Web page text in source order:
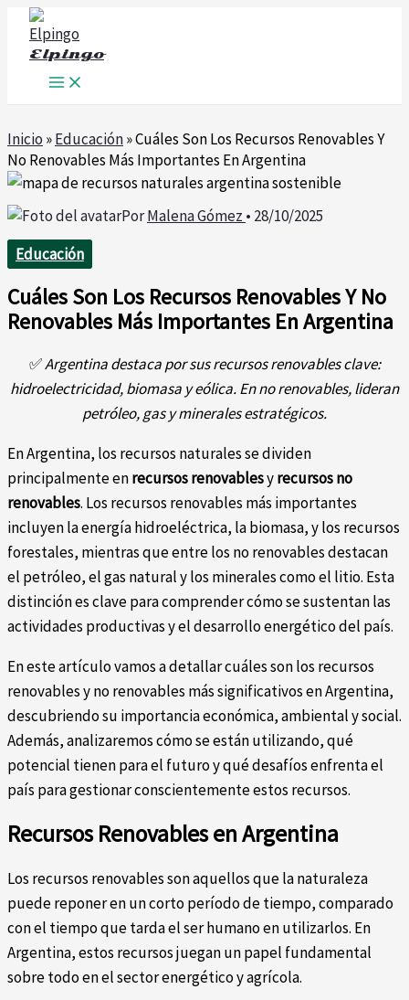
contenido
Elpingo
Inicio »Educación»Cuáles Son Los Recursos Renovables Y
No Renovables Más Importantes En Argentina
PorMalena Gómez • 28/10/2025
Educación
Cuáles Son Los Recursos Renovables Y No
Renovables Más Importantes En Argentina
✅Argentina destaca por sus recursos renovables clave:
hidroelectricidad, biomasa y eólica. En no renovables, lideran
petróleo, gas y minerales estratégicos.
En Argentina, los recursos naturales se dividen
principalmente enrecursos renovablesyrecursos no
renovables. Los recursos renovables más importantes
incluyen la energía hidroeléctrica, la biomasa, y los recursos
forestales, mientras que entre los no renovables destacan
el petróleo, el gas natural y los minerales como el litio. Esta
distinción es clave para comprender cómo se sustentan las
actividades productivas y el desarrollo energético del país.
En este artículo vamos a detallar cuáles son los recursos
renovables y no renovables más significativos en Argentina,
descubriendo su importancia económica, ambiental y social.
Además, analizaremos cómo se están utilizando, qué
potencial tienen para el futuro y qué desafíos enfrenta el
país para gestionar conscientemente estos recursos.
Recursos Renovables en Argentina
Los recursos renovables son aquellos que la naturaleza
puede reponer en un corto período de tiempo, comparado
con el tiempo que tarda el ser humano en utilizarlos. En
Argentina, estos recursos juegan un papel fundamental
sobre todo en el sector energético y agrícola.